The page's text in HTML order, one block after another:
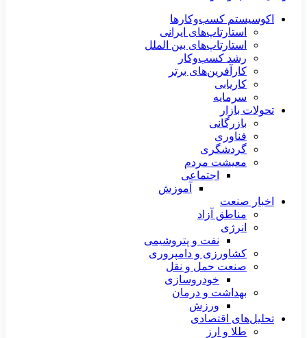
اکوسیستم کسب‌وکارها
استارتاپ‌های ایرانی
استارتاپ‌های بین الملل
رشد کسب‌وکار
کارآفرین‌های برتر
کاریابی
سرمایه
تحولات بازار
بازرگانی
فناوری
گردشگری
معیشت مردم
اجتماعی
آموزش
اخبار صنعت
مناطق آزاد
انرژی
نفت و پتروشیمی
کشاورزی و دامپروری
صنعت حمل و نقل
خودروسازی
بهداشت و درمان
ورزش
تحلیل‌های اقتصادی
طلا و ارز